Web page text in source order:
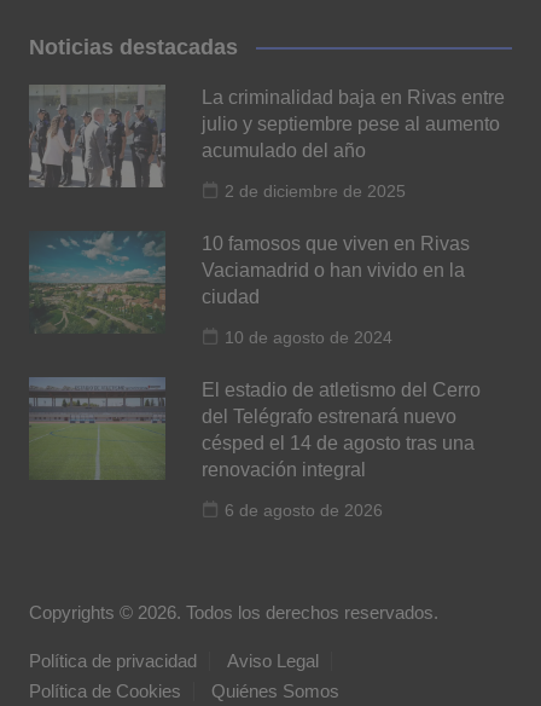
Noticias destacadas
La criminalidad baja en Rivas entre
julio y septiembre pese al aumento
acumulado del año
2 de diciembre de 2025
10 famosos que viven en Rivas
Vaciamadrid o han vivido en la
ciudad
10 de agosto de 2024
El estadio de atletismo del Cerro
del Telégrafo estrenará nuevo
césped el 14 de agosto tras una
renovación integral
6 de agosto de 2026
Copyrights © 2026. Todos los derechos reservados.
Política de privacidad
Aviso Legal
Política de Cookies
Quiénes Somos